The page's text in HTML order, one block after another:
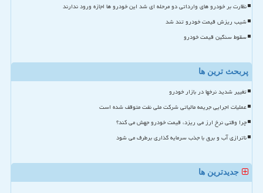
نظارت بر خودرو های وارداتی دو مرحله ای شد این خودرو ها اجازه ورود ندارند
شیب ریزش قیمت خودرو تند شد
سقوط سنگین قیمت خودرو
پربحث ترین ها
تغییر شدید نرخها در بازار خودرو
عملیات اجرایی جریمه مالیاتی شرکت ملی نفت متوقف شده است
چرا وقتی نرخ ارز می ریزد، قیمت خودرو جهش می کند؟
ناترازی آب و برق با جذب سرمایه گذاری برطرف می شود
جدیدترین ها